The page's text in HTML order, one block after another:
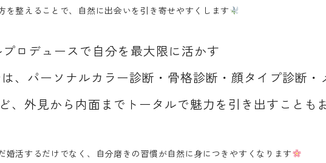
を整えることで、自然に出会いを引き寄せやすくします
プロデュースで自分を最大限に活かす
、パーソナルカラー診断・骨格診断・顔タイプ診断
、外見から内面まで トータルで魅力を引き出す ことも
婚活するだけでなく、自分磨きの習慣が自然に身につきやすくなります